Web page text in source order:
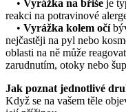
• Vyrážka na břiše je
reakci na potravinové
• Vyrážka kolem očí
nejčastěji na pyl nebo
oblasti na ně může
zarudnutím, otoky nebo
Jak poznat jednotlivé
Když se na vašem těle